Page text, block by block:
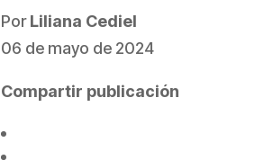
PorLiliana Cediel
06 de mayo de 2024
Compartir publicación